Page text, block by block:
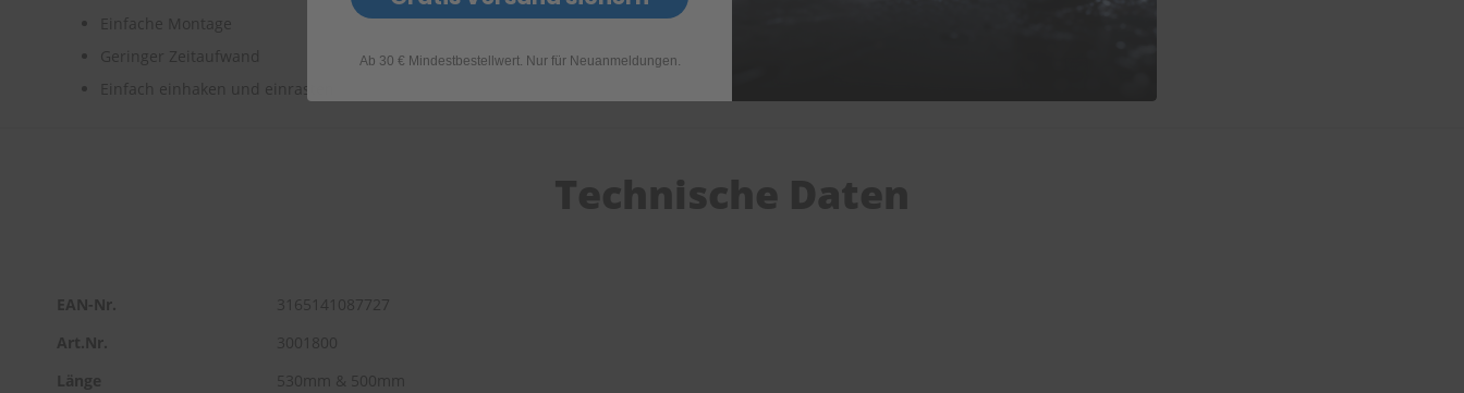
Einfache Montage
Geringer Zeitaufwand
Einfach einhaken und einrasten
Technische Daten
EAN-Nr.
3165141087727
Art.Nr.
3001800
Länge
530mm & 500mm
Ab 30 € Mindestbestellwert. Nur für Neuanmeldungen.